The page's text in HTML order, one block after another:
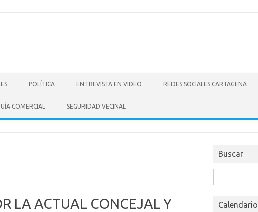
POLÍTICA ENTREVISTA EN VIDEO REDES SOCIALES CARTAGENA
COMERCIAL SEGURIDAD VECINAL
LA ACTUAL CONCEJAL Y
Buscar
Calendario